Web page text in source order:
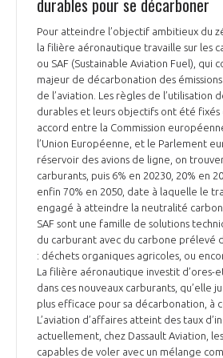
Pour atteindre l’objectif ambitieux du
la filière aéronautique travaille sur les
ou SAF (Sustainable Aviation Fuel), qui
majeur de décarbonation des
de l’aviation. Les règles de l’utilisation
durables et leurs objectifs ont été fixés
accord entre la Commission
l’Union Européenne, et le Parlement
réservoir des avions de ligne, on
carburants, puis 6% en 20230, 20% en
enfin 70% en 2050, date à laquelle le
engagé à atteindre la neutralité
SAF sont une famille de solutions
du carburant avec du carbone prélevé
: déchets organiques agricoles, ou
La filière aéronautique investit d’ores-
dans ces nouveaux carburants, qu’elle
plus efficace pour sa décarbonation, à
L’aviation d’affaires atteint des taux
actuellement, chez Dassault Aviation,
capables de voler avec un mélange